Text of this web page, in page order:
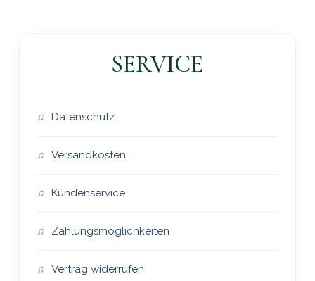
SERVICE
Datenschutz
Versandkosten
Kundenservice
Zahlungsmöglichkeiten
Vertrag widerrufen